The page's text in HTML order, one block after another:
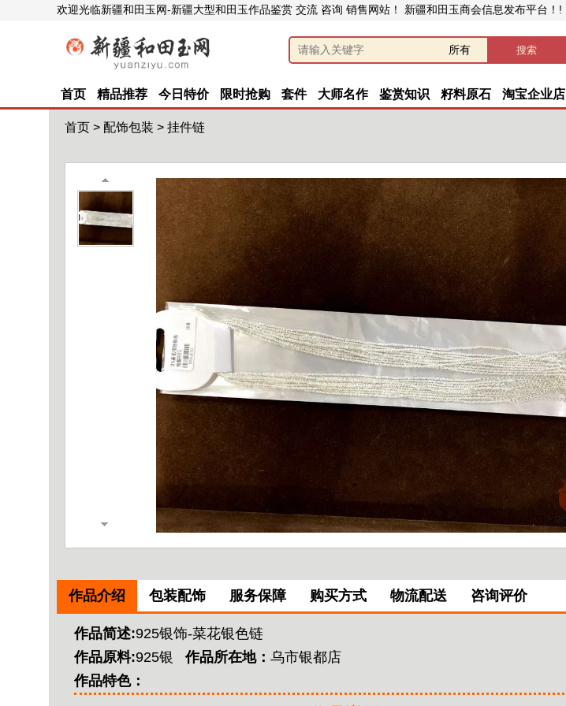
欢迎光临新疆和田玉网-新疆大型和田玉作品鉴赏 交流 咨询 销售网站！ 新疆和田玉商会信息发布平台！!
首页 精品推荐 今日特价 限时抢购 套件 大师名作 鉴赏知识 籽料原石 淘宝企业店
首页 > 配饰包装 > 挂件链
作品介绍 包装配饰 服务保障 购买方式 物流配送 咨询评价
作品简述:925银饰-菜花银色链
作品原料:925银 作品所在地： 乌市银都店
作品特色：